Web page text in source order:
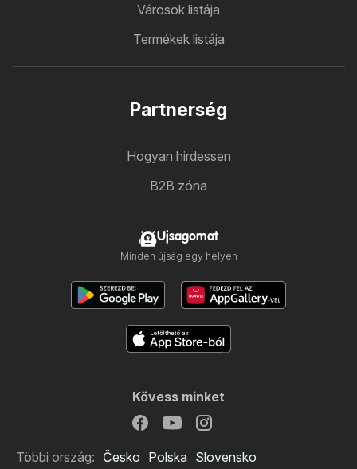
Városok listája
Termékek listája
Partnerség
Hogyan hirdessen
B2B zóna
Ujsagomat
Minden újság egy helyen
Kövess minket
Többi ország: Česko Polska Slovensko